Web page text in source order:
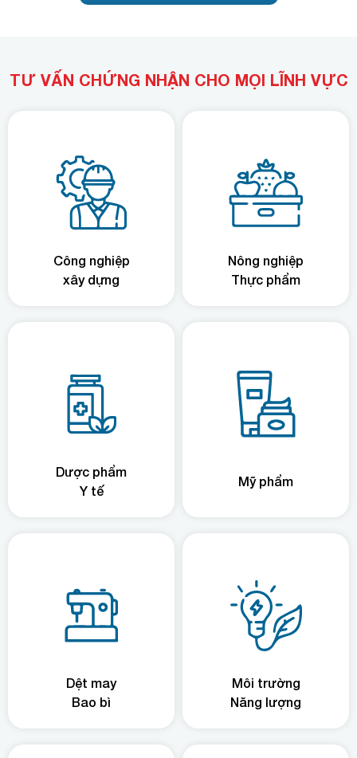
TƯ VẤN CHỨNG NHẬN CHO MỌI LĨNH VỰC
Công nghiệp
xây dựng
Nông nghiệp
Thực phẩm
Dược phẩm
Y tế
Mỹ phẩm
Dệt may
Bao bì
Môi trường
Năng lượng